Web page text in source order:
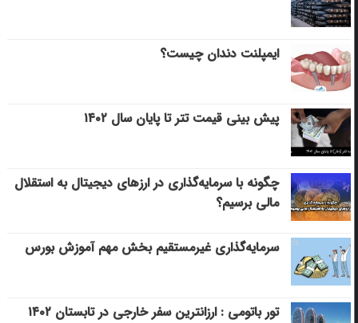
ایمپلنت دندان چیست؟
پیش بینی قیمت تتر تا پایان سال ۱۴۰۲
چگونه با سرمایه‌گذاری در ارزهای دیجیتال به استقلال
مالی برسیم؟
سرمایه‌گذاری غیرمستقیم بخش مهم آموزش بورس
تور باتومی : ارزانترین سفر خارجی در تابستان ۱۴۰۲